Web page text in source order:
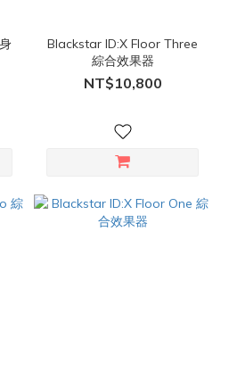
Blackstar ID:X Floor Three
綜合效果器
NT$10,800